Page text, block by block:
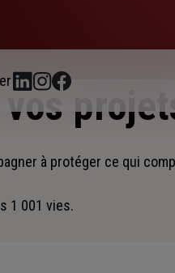
à protéger ce qui
1 001 vies.